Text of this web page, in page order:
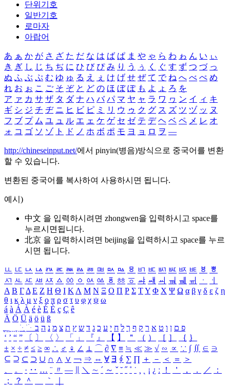
단위기호
일반기호
로마자
아랍어
あ ぁ か が さ ざ た だ な は ば ぱ ま や ゃ ら わ ゎ ん い ぃ
き ぎ し じ ち ぢ に ひ び ぴ み り う ぅ く ぐ す ず つ づ っ
ぬ ふ ぶ ぷ む ゆ ゅ る え ぇ け げ せ ぜ て で ね へ べ ぺ め
れ お ぉ こ ご そ ぞ と ど の ほ ぼ ぽ も よ ょ ろ を
ア ァ カ サ ザ タ ダ ナ ハ バ パ マ ヤ ャ ラ ワ ヮ ン イ ィ キ
ギ シ ジ チ ヂ ニ ヒ ビ ピ ミ リ ウ ゥ ク グ ス ズ ツ ヅ ッ ヌ
フ ブ プ ム ユ ュ ル エ ェ ケ ゲ セ ゼ テ デ ヘ ベ ペ メ レ オ
ォ コ ゴ ソ ゾ ト ド ノ ホ ボ ポ モ ヨ ョ ロ ヲ ―
http://chineseinput.net/에서 pinyin(병음)방식으로 중국어를 변환
할 수 있습니다.
변환된 중국어를 복사하여 사용하시면 됩니다.
예시)
中文 을 입력하시려면 zhongwen을 입력하시고 space를
누르시면됩니다.
北京 을 입력하시려면 beijing을 입력하시고 space를 누르
시면 됩니다.
ㅥ ㅦ ㅧ ㅨ ㅩ ㅪ ㅫ ㅬ ㅭ ㅮ ㅯ ㅰ ㅱ ㅲ ㅳ ㅴ ㅵ ㅶ ㅷ ㅸ
ㅹ
ㅺ ㅻ ㅼ ㅽ ㅾ ㅿ ㆀ ㆁ ㆂ ㆃ ㆄ ㆅ ㆆ ㆇ ㆈ ㆉ ㆊ ㆋ ㆌ ㆍ
ㆎ
Α Β ΓΔ Ε Ζ Η Θ Ι ΚΛ Μ Ν Ξ Ο Π Ρ Σ ΤΥ Φ Χ Ψ Ω α β γ δ ε ζ η
θ ι κ λ μ ν ξ ο π ρ σ τ υ φ χ ψ ω
á à Á À é è É È ç Ç ê
Ä Ö Ü ä ö ü ß
ִֶֹ ֻּ ׁׂ פ ם ן ו ט א ר ק ף ך ל ח י ע כ ג ד ש ץ ת צ מ נ ה ב
‘ ’ “ ” 〔 〕 〈 〉 「 」 『 』 【 】 ＂ （ ） ［ ］ ｛ ｝
± × ÷ ≠ ≤ ≥ ∞ ∴ ♂ ♀ ∠ ⊥ ⌒ ∂ ∇ ≡ ≒ ≪ ≫ √ ∽ ∝ ∵ ∫ ∬ ∈ ∋
⊆ ⊇ ⊂ ⊃ ∪ ∩ ∧ ∨ ￢ ⇒ ⇔ ∀ ∃ ∮ ∑ ∏ ＋ － ＜ ＝
＞
、
。 · ‥ … ¨ 〃 ― ＼ ∼ ´ ～ ˇ ˘ ˝ ˚ ˙ ¸ ¡ ¿ ː ！ ＇ ， ． ／
：
；
？ ＾ ｀